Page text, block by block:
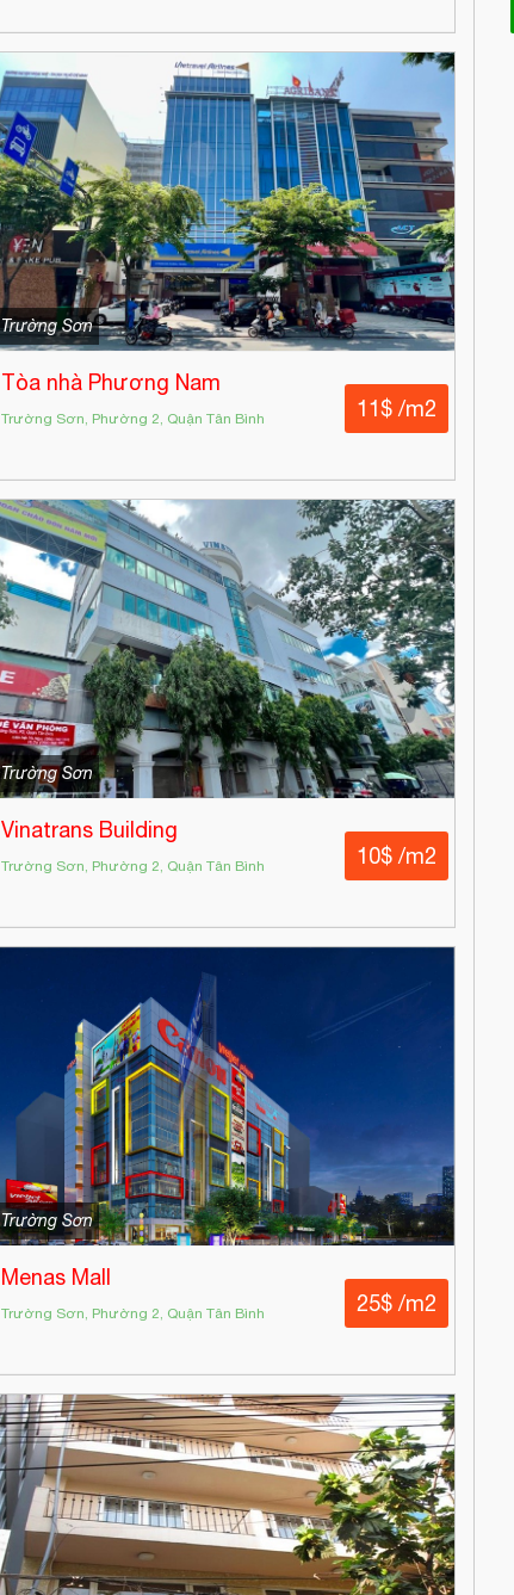
Trường Sơn
Tòa nhà Phương Nam
Trường Sơn, Phường 2, Quận Tân Bình 11$ /m2
Trường Sơn
Vinatrans Building
Trường Sơn, Phường 2, Quận Tân Bình 10$ /m2
Trường Sơn
Menas Mall
Trường Sơn, Phường 2, Quận Tân Bình 25$ /m2